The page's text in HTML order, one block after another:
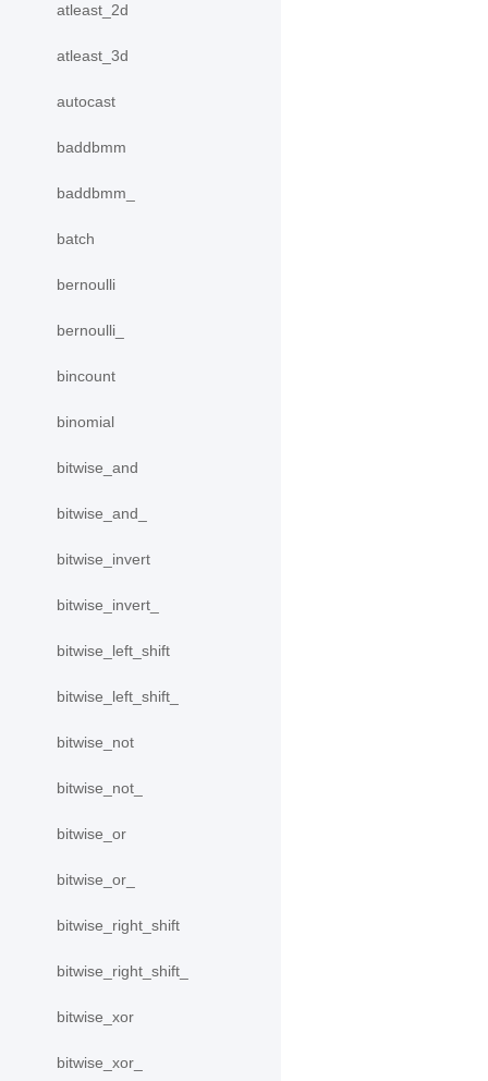
atleast_2d
atleast_3d
autocast
baddbmm
baddbmm_
batch
bernoulli
bernoulli_
bincount
binomial
bitwise_and
bitwise_and_
bitwise_invert
bitwise_invert_
bitwise_left_shift
bitwise_left_shift_
bitwise_not
bitwise_not_
bitwise_or
bitwise_or_
bitwise_right_shift
bitwise_right_shift_
bitwise_xor
bitwise_xor_